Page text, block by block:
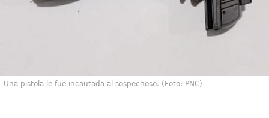
Una pistola le fue incautada al sospechoso. (Foto: PNC)